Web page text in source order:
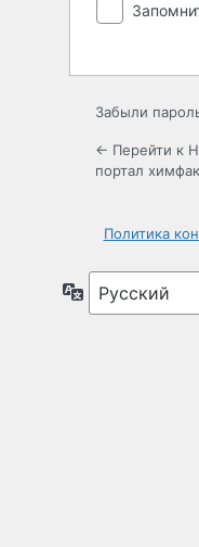
Забыли
← Перейти к
портал химфак
Политика
Язык